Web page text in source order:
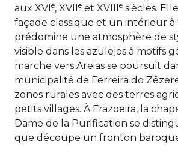
aux XVIe, XVIIe et XVIIIe siècles.
façade classique et un intérieur à
prédomine une atmosphère de
visible dans les azulejos à motifs
marche vers Areias se poursuit
municipalité de Ferreira do
zones rurales avec des terres
petits villages. À Frazoeira, la
Dame de la Purification se
que découpe un fronton